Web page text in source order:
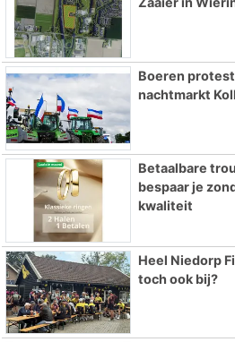
Boeren
nachtmarkt
Betaalbare
bespaar je
kwaliteit
Heel Niedorp
toch ook bij?